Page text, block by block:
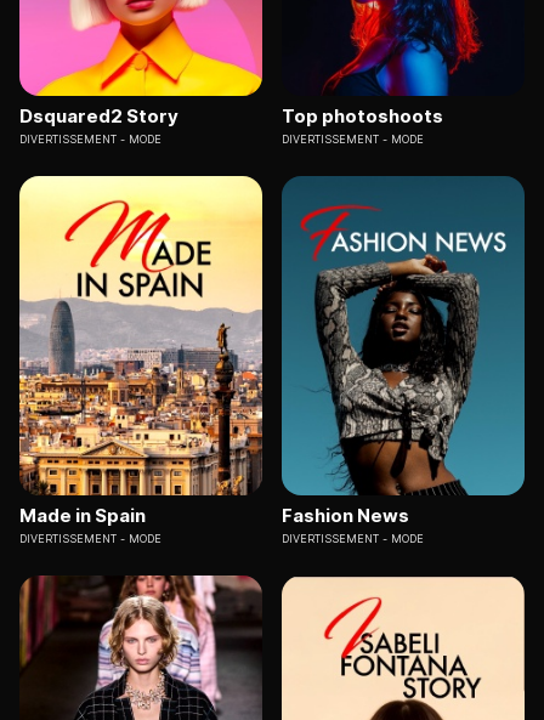
Dsquared2 Story
DIVERTISSEMENT MODE
Top photoshoots
DIVERTISSEMENT MODE
Made in Spain
DIVERTISSEMENT MODE
Fashion News
DIVERTISSEMENT MODE